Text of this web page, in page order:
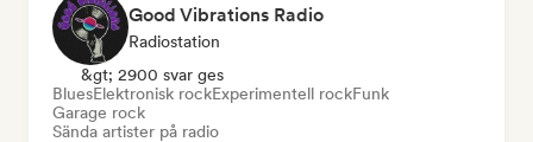
Good Vibrations Radio
Radiostation
&gt; 2900 svar ges
BluesElektronisk rockExperimentell rockFunk
Garage rock
Sända artister på radio